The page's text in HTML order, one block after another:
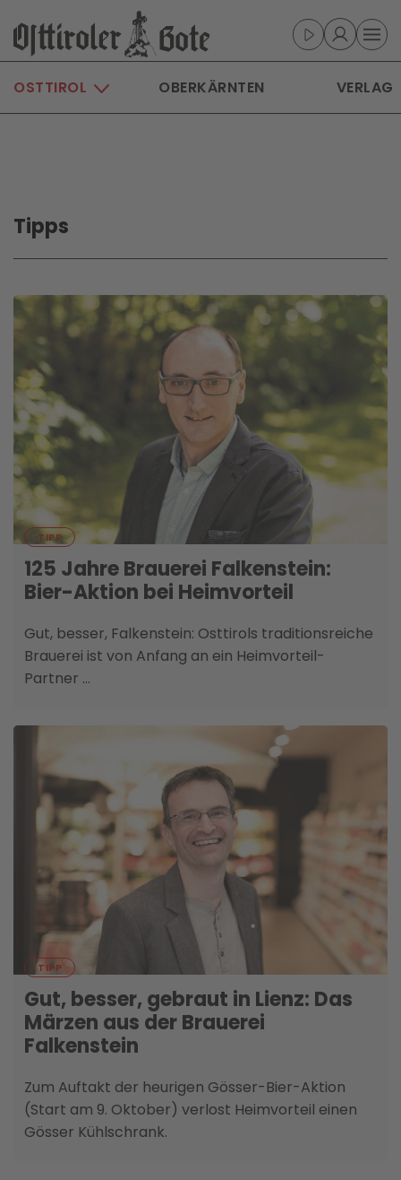
Skip to main content
OSTTIROL OBERKÄRNTEN VERLAG
Tipps
TIPP 13. OKTOBER
125 Jahre Brauerei Falkenstein:
Bier-Aktion bei Heimvorteil
Gut, besser, Falkenstein: Osttirols traditionsreiche
Brauerei ist von Anfang an ein Heimvorteil-
Partner …
TIPP 06. OKTOBER
Gut, besser, gebraut in Lienz: Das
Märzen aus der Brauerei
Falkenstein
Zum Auftakt der heurigen Gösser-Bier-Aktion
(Start am 9. Oktober) verlost Heimvorteil einen
Gösser Kühlschrank.